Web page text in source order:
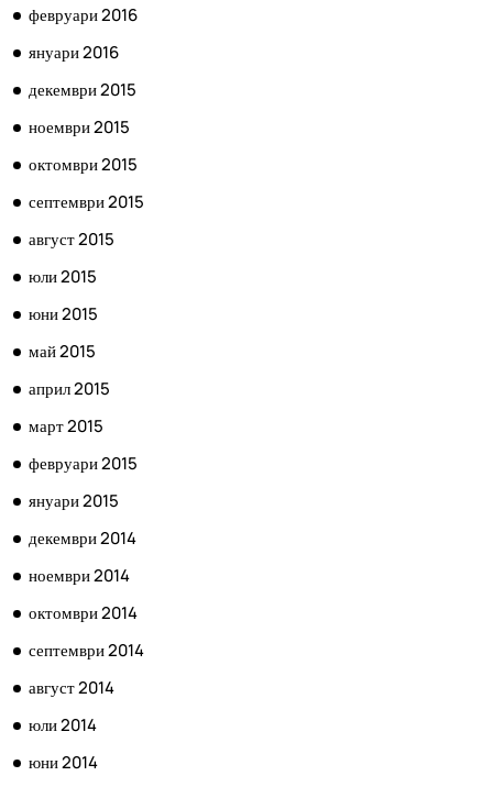
февруари 2016
януари 2016
декември 2015
ноември 2015
октомври 2015
септември 2015
август 2015
юли 2015
юни 2015
май 2015
април 2015
март 2015
февруари 2015
януари 2015
декември 2014
ноември 2014
октомври 2014
септември 2014
август 2014
юли 2014
юни 2014